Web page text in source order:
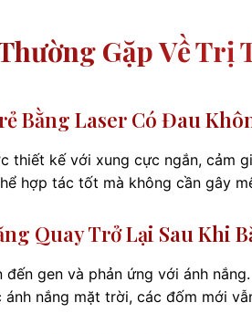
Gặp Về Trị
Bằng Laser Có Đau
thiết kế với xung cực ngắn, cảm
hợp tác tốt mà không cần gây
Quay Trở Lại Sau Khi
đến gen và phản ứng với ánh
nắng mặt trời, các đốm mới